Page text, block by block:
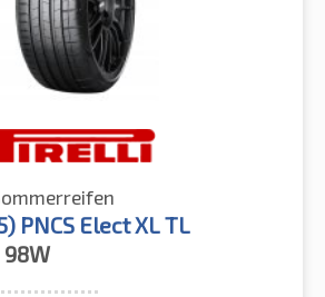
PNCS Elect XL TL
98W